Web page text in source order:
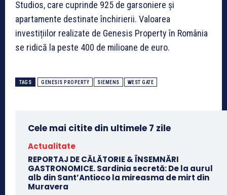
Studios, care cuprinde 925 de garsoniere și
apartamente destinate închirierii. Valoarea
investițiilor realizate de Genesis Property în România
se ridică la peste 400 de milioane de euro.
TAGS GENESIS PROPERTY SIEMENS WEST GATE
Cele mai citite din ultimele 7 zile
Actualitate
REPORTAJ DE CĂLĂTORIE & ÎNSEMNĂRI
GASTRONOMICE. Sardinia secretă: De la aurul
alb din Sant’Antioco la mireasma de mirt din
Muravera